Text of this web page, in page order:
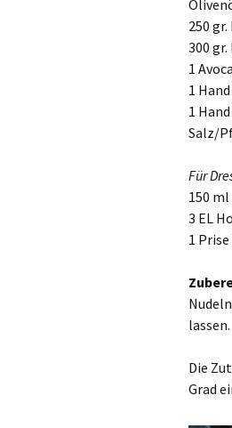
250
300
1
1
1
Salz/
Für
150
3 EL
1
lassen.
Die
Grad